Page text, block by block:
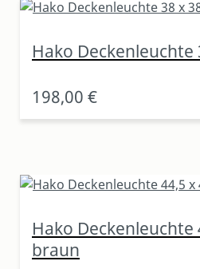
Hako Deckenleuchte
198,00 €
Hako Deckenleuchte
braun